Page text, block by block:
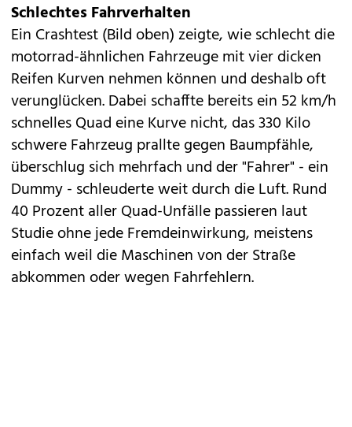
Schlechtes Fahrverhalten
Ein Crashtest (Bild oben) zeigte, wie schlecht die
motorrad-ähnlichen Fahrzeuge mit vier dicken
Reifen Kurven nehmen können und deshalb oft
verunglücken. Dabei schaffte bereits ein 52 km/h
schnelles Quad eine Kurve nicht, das 330 Kilo
schwere Fahrzeug prallte gegen Baumpfähle,
überschlug sich mehrfach und der "Fahrer" - ein
Dummy - schleuderte weit durch die Luft. Rund
40 Prozent aller Quad-Unfälle passieren laut
Studie ohne jede Fremdeinwirkung, meistens
einfach weil die Maschinen von der Straße
abkommen oder wegen Fahrfehlern.